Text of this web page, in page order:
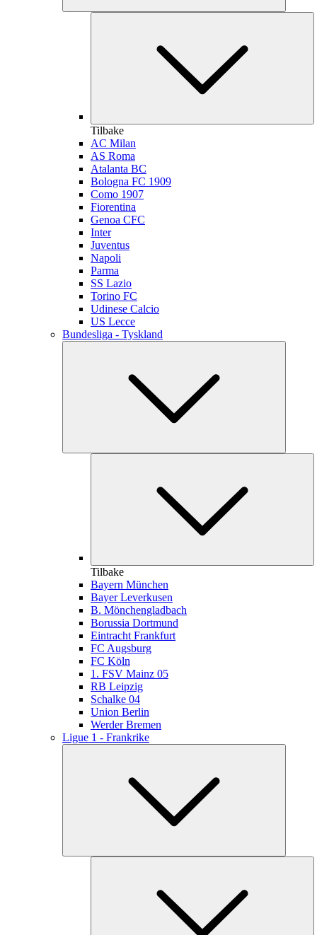
Tilbake
AC Milan
AS Roma
Atalanta BC
Bologna FC 1909
Como 1907
Fiorentina
Genoa CFC
Inter
Juventus
Napoli
Parma
SS Lazio
Torino FC
Udinese Calcio
US Lecce
Bundesliga - Tyskland
Tilbake
Bayern München
Bayer Leverkusen
B. Mönchengladbach
Borussia Dortmund
Eintracht Frankfurt
FC Augsburg
FC Köln
1. FSV Mainz 05
RB Leipzig
Schalke 04
Union Berlin
Werder Bremen
Ligue 1 - Frankrike